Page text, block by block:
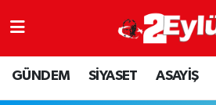
GÜNDEM SİYASET ASAYİŞ
ASAYİŞ
DÜNYA
Nöbetçi Eczaneler
Hava Durumu